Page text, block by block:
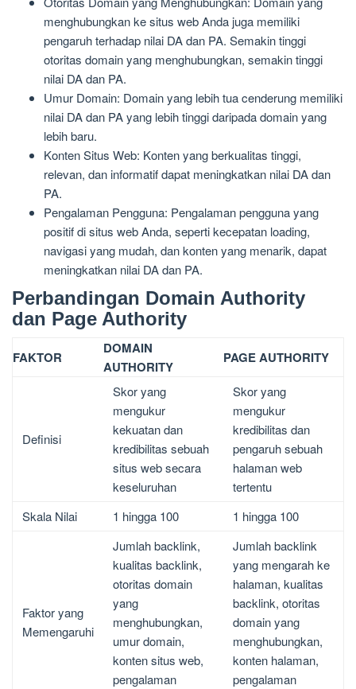
menghubungkan ke situs web Anda juga memiliki
pengaruh terhadap nilai DA dan PA. Semakin tinggi
otoritas domain yang menghubungkan, semakin tinggi
nilai DA dan PA.
Umur Domain: Domain yang lebih tua cenderung memiliki
nilai DA dan PA yang lebih tinggi daripada domain yang
lebih baru.
Konten Situs Web: Konten yang berkualitas tinggi,
relevan, dan informatif dapat meningkatkan nilai DA dan
PA.
Pengalaman Pengguna: Pengalaman pengguna yang
positif di situs web Anda, seperti kecepatan loading,
navigasi yang mudah, dan konten yang menarik, dapat
meningkatkan nilai DA dan PA.
Perbandingan Domain Authority
dan Page Authority
FAKTOR
DOMAIN
AUTHORITY
PAGE AUTHORITY
Definisi
Skor yang
mengukur
kekuatan dan
kredibilitas sebuah
situs web secara
keseluruhan
Skor yang
mengukur
kredibilitas dan
pengaruh sebuah
halaman web
tertentu
Skala Nilai
1 hingga 100 1 hingga 100
Faktor yang
Memengaruhi
Jumlah backlink,
kualitas backlink,
otoritas domain
yang
menghubungkan,
umur domain,
konten situs web,
pengalaman
Jumlah backlink
yang mengarah ke
halaman, kualitas
backlink, otoritas
domain yang
menghubungkan,
konten halaman,
pengalaman